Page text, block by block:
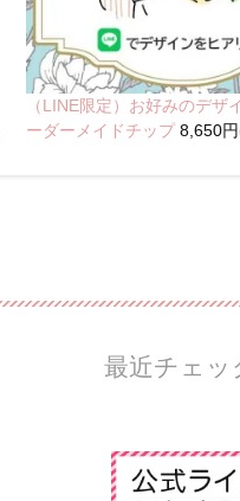
（LINE限定）お好みのデザ
ーダーメイドチップ8,650
最近チェッ